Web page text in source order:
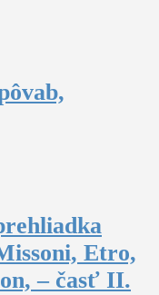
Etro,
– časť II.